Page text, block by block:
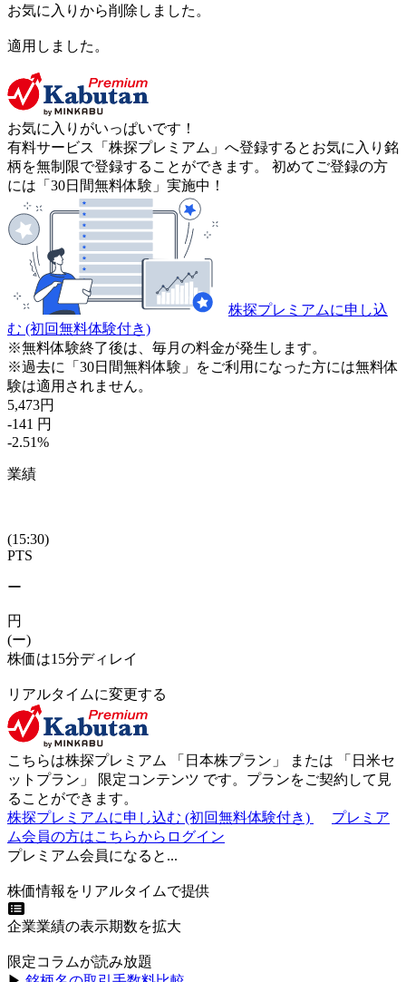
お気に入りから削除しました。
適用しました。
お気に入りがいっぱいです！
有料サービス「株探プレミアム」へ登録するとお気に入り銘
柄を無制限で登録することができます。 初めてご登録の方
には「30日間無料体験」実施中！
株探プレミアムに申し込
む (初回無料体験付き)
※無料体験終了後は、毎月の料金が発生します。
※過去に「30日間無料体験」をご利用になった方には無料体
験は適用されません。
5,473円
-141 円
-2.51%
業績
(15:30)
PTS
ー
円
(ー)
株価は15分ディレイ
リアルタイムに変更する
こちらは株探プレミアム 「 日本株プラン 」 または 「 日米セ
ットプラン 」 限定コンテンツ です。プランをご契約して見
ることができます。
株探プレミアムに申し込む (初回無料体験付き)
プレミア
ム会員の方はこちらからログイン
プレミアム会員になると...
株価情報をリアルタイムで提供
企業業績の表示期数を拡大
限定コラムが読み放題